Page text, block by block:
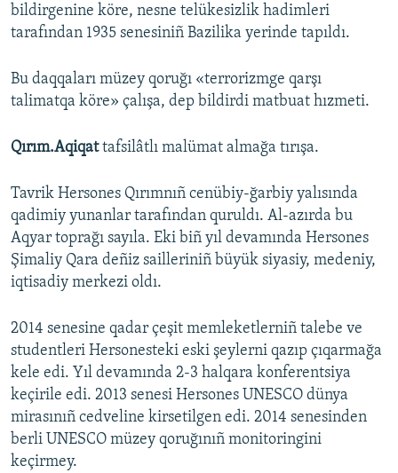
bildirgenine köre, nesne telükesizlik hadimleri
tarafından 1935 senesiniñ Bazilika yerinde tapıldı.
Bu daqqaları müzey qoruğı «terrorizmge qarşı
talimatqa köre» çalışa, dep bildirdi matbuat hızmeti.
Qırım.Aqiqattafsilâtlı malümat almağa tırışa.
Tavrik Hersones Qırımnıñ cenübiy-ğarbiy yalısında
qadimiy yunanlar tarafından quruldı. Al-azırda bu
Aqyar toprağı sayıla. Eki biñ yıl devamında Hersones
Şimaliy Qara deñiz sailleriniñ büyük siyasiy, medeniy,
iqtisadiy merkezi oldı.
2014 senesine qadar çeşit memleketlerniñ talebe ve
studentleri Hersonesteki eski şeylerni qazıp çıqarmağa
kele edi. Yıl devamında 2-3 halqara konferentsiya
keçirile edi. 2013 senesi Hersones UNESCO dünya
mirasınıñ cedveline kirsetilgen edi. 2014 senesinden
berli UNESCO müzey qoruğınıñ monitoringini
keçirmey.